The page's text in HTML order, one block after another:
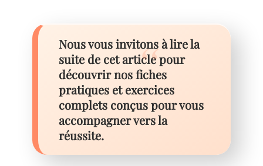
Nous vous invitons à lire la
suite de cet article pour
découvrir nos fiches
pratiques et exercices
complets conçus pour vous
accompagner vers la
réussite.